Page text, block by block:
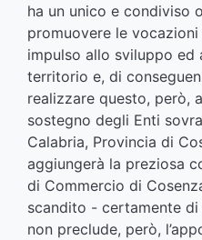
ha un unico e condiviso
promuovere le
impulso allo sviluppo ed
territorio e, di
realizzare questo, però,
sostegno degli Enti
Calabria, Provincia di
aggiungerà la preziosa
di Commercio di
scandito - certamente
non preclude, però,